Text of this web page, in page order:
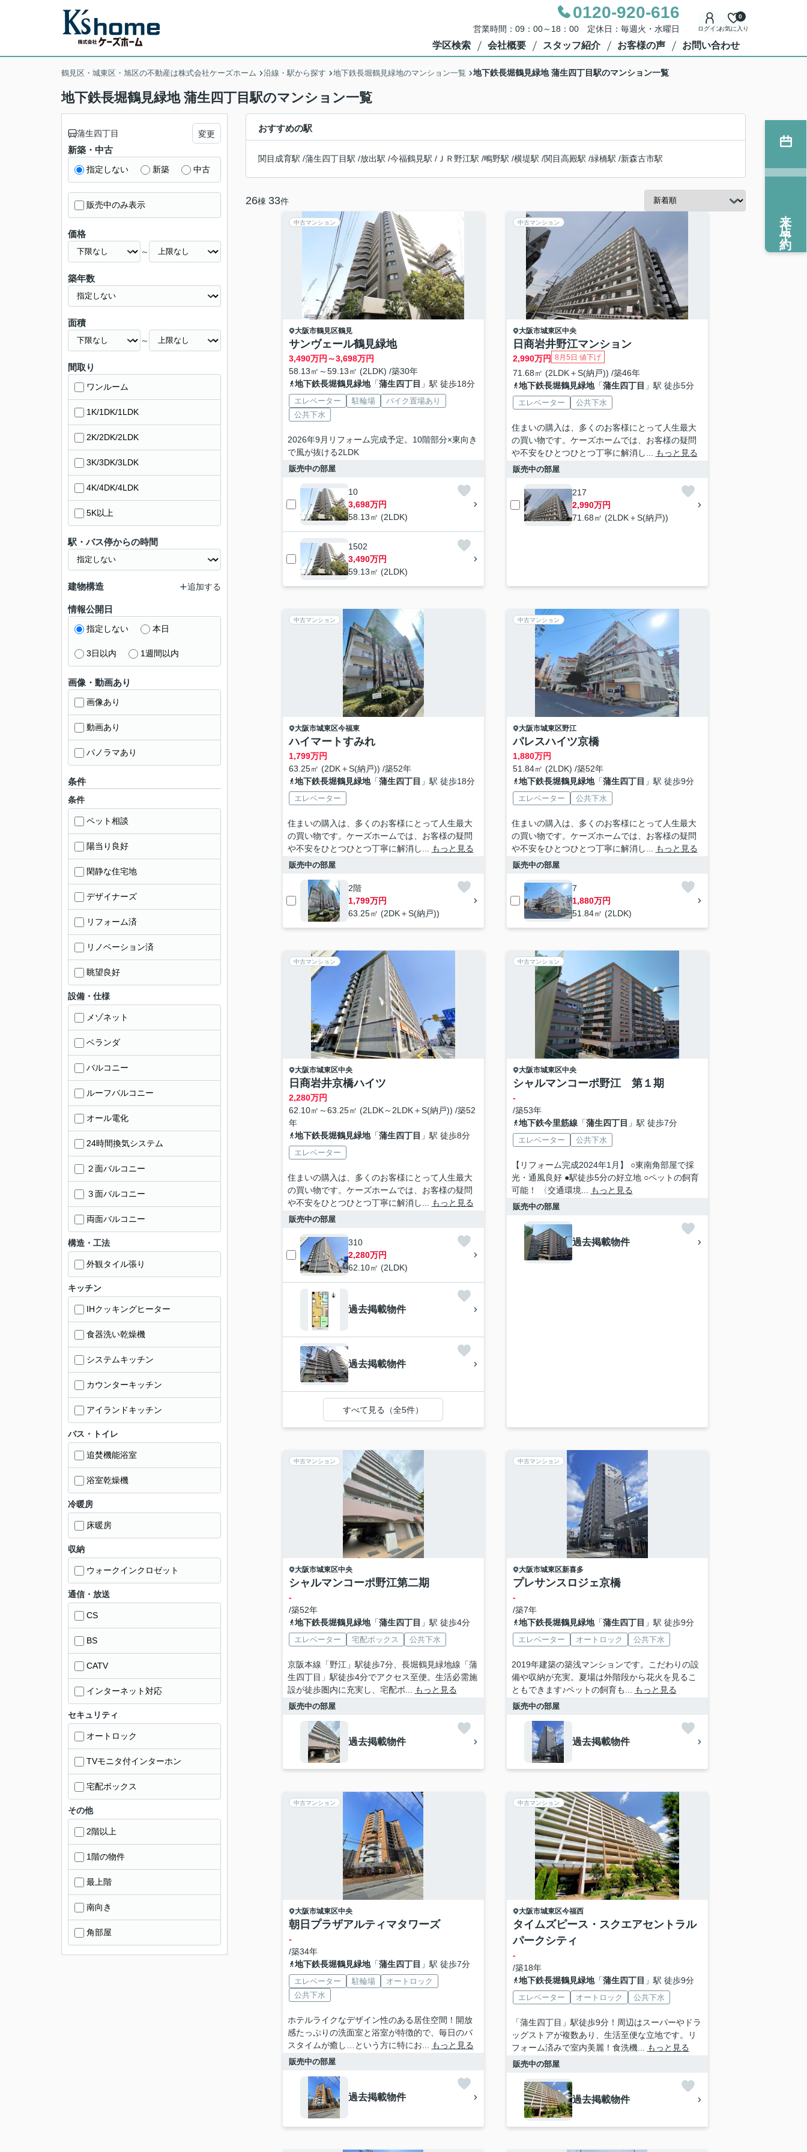
0120-920-616
営業時間：09：00～18：00 定休日：毎週火・水曜日 ログインお気に入り
0
学区検索 会社概要 スタッフ紹介 お客様の声 お問い合わせ
鶴見区・城東区・旭区の不動産は株式会社ケーズホーム 沿線・駅から探す 地下鉄長堀鶴見緑地のマンション一覧 地下鉄長堀鶴見緑地 蒲生四丁目駅のマンション一覧
地下鉄長堀鶴見緑地 蒲生四丁目駅のマンション一覧
おすすめの駅
関目成育駅 /蒲生四丁目駅 /放出駅 /今福鶴見駅 / ＪＲ野江駅 /鴫野駅 /横堤駅 /関目高殿駅 /緑橋駅 /新森古市駅
26棟 33件
中古マンション
大阪市鶴見区鶴見
サンヴェール鶴見緑地
3,490万円～3,698万円
58.13㎡～59.13㎡ (2LDK) /築30年
地下鉄長堀鶴見緑地「蒲生四丁目 」駅 徒歩18分
エレベーター 駐輪場
バイク置場あり
公共下水
2026年9月リフォーム完成予定。10階部分×東向き
で風が抜ける2LDK
販売中の部屋
10
3,698万円
58.13㎡ (2LDK)
1502
3,490万円
59.13㎡ (2LDK)
中古マンション
大阪市城東区中央
日商岩井野江マンション
2,990万円 8月5日 値下げ
71.68㎡ (2LDK＋S(納戸)) /築46年
地下鉄長堀鶴見緑地「蒲生四丁目 」駅 徒歩5分
エレベーター 公共下水
住まいの購入は、多くのお客様にとって人生最大
の買い物です。ケーズホームでは、お客様の疑問
や不安をひとつひとつ丁寧に解消し...
もっと見る
販売中の部屋
217
2,990万円
71.68㎡ (2LDK＋S(納戸))
中古マンション
大阪市城東区今福東
ハイマートすみれ
1,799万円
63.25㎡ (2DK＋S(納戸)) /築52年
地下鉄長堀鶴見緑地「蒲生四丁目 」駅 徒歩18分
エレベーター
住まいの購入は、多くのお客様にとって人生最大
の買い物です。ケーズホームでは、お客様の疑問
や不安をひとつひとつ丁寧に解消し...
もっと見る
販売中の部屋
2階
1,799万円
63.25㎡ (2DK＋S(納戸))
中古マンション
大阪市城東区野江
パレスハイツ京橋
1,880万円
51.84㎡ (2LDK) /築52年
地下鉄長堀鶴見緑地「蒲生四丁目 」駅 徒歩9分
エレベーター 公共下水
住まいの購入は、多くのお客様にとって人生最大
の買い物です。ケーズホームでは、お客様の疑問
や不安をひとつひとつ丁寧に解消し...
もっと見る
販売中の部屋
7
1,880万円
51.84㎡ (2LDK)
中古マンション
大阪市城東区中央
日商岩井京橋ハイツ
2,280万円
62.10㎡～63.25㎡ (2LDK～2LDK＋S(納戸)) /築52
年
地下鉄長堀鶴見緑地「蒲生四丁目 」駅 徒歩8分
エレベーター
住まいの購入は、多くのお客様にとって人生最大
の買い物です。ケーズホームでは、お客様の疑問
や不安をひとつひとつ丁寧に解消し...
もっと見る
販売中の部屋
310
2,280万円
62.10㎡ (2LDK)
過去掲載物件
過去掲載物件
すべて見る（全5件）
中古マンション
大阪市城東区中央
シャルマンコーポ野江 第１期
-
/築53年
地下鉄今里筋線「蒲生四丁目 」駅 徒歩7分
エレベーター 公共下水
【リフォーム完成2024年1月】 ○東南角部屋で採
光・通風良好 ●駅徒歩5分の好立地 ○ペットの飼育
可能！ 〈交通環境...
もっと見る
販売中の部屋
過去掲載物件
中古マンション
大阪市城東区中央
シャルマンコーポ野江第二期
-
/築52年
地下鉄長堀鶴見緑地「蒲生四丁目 」駅 徒歩4分
エレベーター 宅配ボックス 公共下水
京阪本線「野江」駅徒歩7分、長堀鶴見緑地線「蒲
生四丁目」駅徒歩4分でアクセス至便。生活必需施
設が徒歩圏内に充実し、宅配ボ...
もっと見る
販売中の部屋
過去掲載物件
中古マンション
大阪市城東区新喜多
プレサンスロジェ京橋
-
/築7年
地下鉄長堀鶴見緑地「蒲生四丁目 」駅 徒歩9分
エレベーター オートロック 公共下水
2019年建築の築浅マンションです。こだわりの設
備や収納が充実。夏場は外階段から花火を見るこ
ともできます♪ペットの飼育も...
もっと見る
販売中の部屋
過去掲載物件
中古マンション
大阪市城東区中央
朝日プラザアルティマタワーズ
-
/築34年
地下鉄長堀鶴見緑地「蒲生四丁目 」駅 徒歩7分
エレベーター 駐輪場
オートロック
公共下水
ホテルライクなデザイン性のある居住空間！開放
感たっぷりの洗面室と浴室が特徴的で、毎日のバ
スタイムが癒し…という方に特にお...
もっと見る
販売中の部屋
過去掲載物件
中古マンション
大阪市城東区今福西
タイムズピース・スクエアセントラル
パークシティ
-
/築18年
地下鉄長堀鶴見緑地「蒲生四丁目 」駅 徒歩9分
エレベーター オートロック 公共下水
「蒲生四丁目」駅徒歩9分！周辺はスーパーやドラ
ッグストアが複数あり、生活至便な立地です。リ
フォーム済みで室内美麗！食洗機...
もっと見る
販売中の部屋
過去掲載物件
蒲生四丁目 変更
新築・中古
指定しない 新築 中古
販売中のみ表示
価格
～
築年数
面積
～
間取り
ワンルーム
1K/1DK/1LDK
2K/2DK/2LDK
3K/3DK/3LDK
4K/4DK/4LDK
5K以上
駅・バス停からの時間
建物構造 追加する
情報公開日
指定しない 本日
3日以内 1週間以内
画像・動画あり
画像あり
動画あり
パノラマあり
条件
条件
ペット相談
陽当り良好
閑静な住宅地
デザイナーズ
リフォーム済
リノベーション済
眺望良好
設備・仕様
メゾネット
ベランダ
バルコニー
ルーフバルコニー
オール電化
24時間換気システム
２面バルコニー
３面バルコニー
両面バルコニー
構造・工法
外観タイル張り
キッチン
IHクッキングヒーター
食器洗い乾燥機
システムキッチン
カウンターキッチン
アイランドキッチン
バス・トイレ
追焚機能浴室
浴室乾燥機
冷暖房
床暖房
収納
ウォークインクロゼット
通信・放送
CS
BS
CATV
インターネット対応
セキュリティ
オートロック
TVモニタ付インターホン
宅配ボックス
その他
2階以上
1階の物件
最上階
南向き
角部屋
来店予約